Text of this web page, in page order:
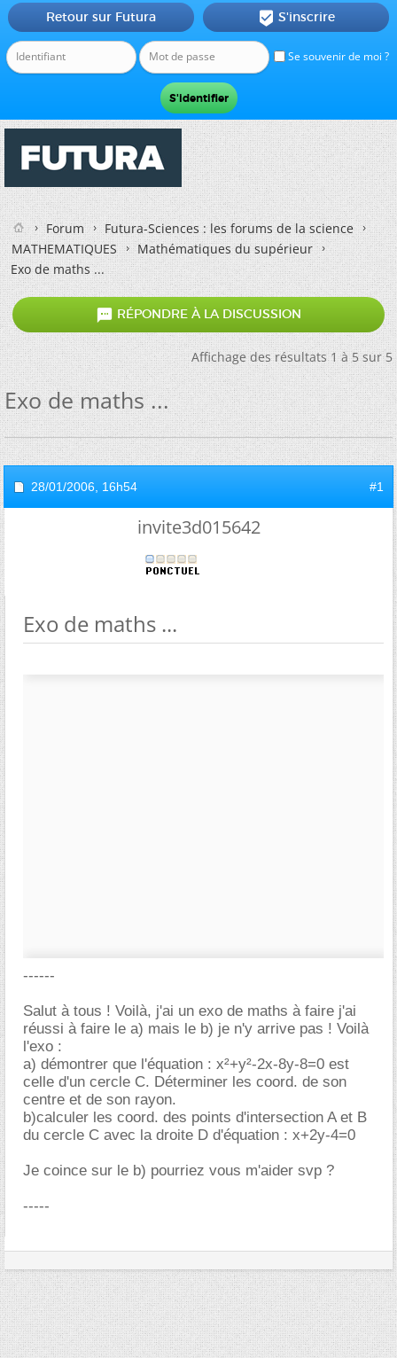
Se souvenir de moi ?
Retour sur Futura  S'inscrire
Forum
Futura-Sciences : les forums de la science
MATHEMATIQUES
Mathématiques du supérieur
Exo de maths ...
 RÉPONDRE À LA DISCUSSION
Affichage des résultats 1 à 5 sur 5
Exo de maths ...
28/01/2006, 16h54 #1
invite3d015642
Exo de maths ...
------
Salut à tous ! Voilà, j'ai un exo de maths à faire j'ai
réussi à faire le a) mais le b) je n'y arrive pas ! Voilà
l'exo :
a) démontrer que l'équation : x²+y²-2x-8y-8=0 est
celle d'un cercle C. Déterminer les coord. de son
centre et de son rayon.
b)calculer les coord. des points d'intersection A et B
du cercle C avec la droite D d'équation : x+2y-4=0
Je coince sur le b) pourriez vous m'aider svp ?
-----